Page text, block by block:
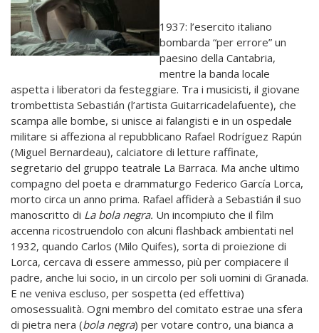
1937: l’esercito italiano
bombarda “per errore” un
paesino della Cantabria,
mentre la banda locale
aspetta i liberatori da festeggiare. Tra i musicisti, il giovane
trombettista Sebastián (l’artista Guitarricadelafuente), che
scampa alle bombe, si unisce ai falangisti e in un ospedale
militare si affeziona al repubblicano Rafael Rodríguez Rapún
(Miguel Bernardeau), calciatore di letture raffinate,
segretario del gruppo teatrale La Barraca. Ma anche ultimo
compagno del poeta e drammaturgo Federico García Lorca,
morto circa un anno prima. Rafael affiderà a Sebastián il suo
manoscritto di La bola negra. Un incompiuto che il film
accenna ricostruendolo con alcuni flashback ambientati nel
1932, quando Carlos (Milo Quifes), sorta di proiezione di
Lorca, cercava di essere ammesso, più per compiacere il
padre, anche lui socio, in un circolo per soli uomini di Granada.
E ne veniva escluso, per sospetta (ed effettiva)
omosessualità. Ogni membro del comitato estrae una sfera
di pietra nera (bola negra) per votare contro, una bianca a